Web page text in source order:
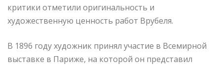
критики отметили оригинальность и
художественную ценность работ Врубеля.
В 1896 году художник принял участие в Всемирной
выставке в Париже, на которой он представил